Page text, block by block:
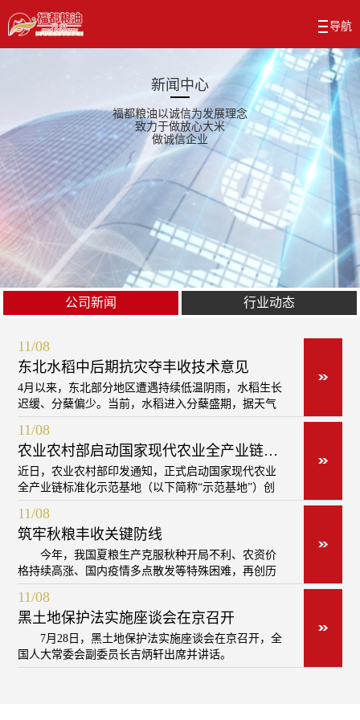
新闻中心
福都粮油以诚信为发展理念
致力于做放心大米
做诚信企业
公司新闻 行业动态
11/08
东北水稻中后期抗灾夺丰收技术意见
4月以来，东北部分地区遭遇持续低温阴雨，水稻生长
迟缓、分蘖偏少。当前，水稻进入分蘖盛期，据天气
预报未来10天东北地区累计降雨50—100毫米，对水稻
分蘖和晒田极为不利。针对当前生产形势和气象条
件，要牢固树立抗灾夺丰收的思想，以“科学灌溉、合
理施肥、防治病虫、预防低温”为重点，强化“三促两
防”，促分蘖、促灌浆、促早熟，防病虫、防低温，精
细田间管理，确保东北地区水稻丰产丰收。
11/08
农业农村部启动国家现代农业全产业链标准化示范基地创建
近日，农业农村部印发通知，正式启动国家现代农业
全产业链标准化示范基地（以下简称“示范基地”）创
建，统一纳入农业高质量发展标准化示范项目管理。
示范创建以农业生产“三品一标”为路径，以农产品“三
品一标”为导向，以构建现代农业全产业链标准体系、
提升基地按标生产能力、加强产品质量安全监管、打
造绿色优质农产品精品、提升辐射带动作用和综合效
益为重点，聚焦优势产业产区，高标准创建一批示范
基地，创新全产业链标准化模式和协同推进的长效机
制。
11/08
筑牢秋粮丰收关键防线
今年，我国夏粮生产克服秋种开局不利、农资价
格持续高涨、国内疫情多点散发等特殊困难，再创历
史新高，为稳定全年粮食生产、保障中国14多亿人饭
碗奠定了良好基础。
夏粮已丰收到手，但大头还在秋粮。秋粮生产占
到我国全年粮食产量的3/4，是重点，也是难点，难在
生长关键期与灾害重发期“碰头”。我国气象灾害发生频
11/08
黑土地保护法实施座谈会在京召开
7月28日，黑土地保护法实施座谈会在京召开，全
国人大常委会副委员长吉炳轩出席并讲话。
吉炳轩指出，黑土地保护法为保护黑土地优良生